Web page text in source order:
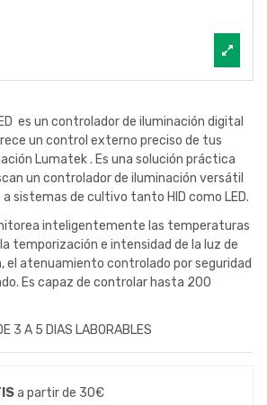
es un controlador de iluminación digital
un control externo preciso de tus
Lumatek . Es una solución práctica
un controlador de iluminación versátil
sistemas de cultivo tanto HID como LED.
inteligentemente las temperaturas
temporización e intensidad de la luz de
atenuamiento controlado por seguridad
Es capaz de controlar hasta 200
3 A 5 DIAS LABORABLES
a partir de 30€